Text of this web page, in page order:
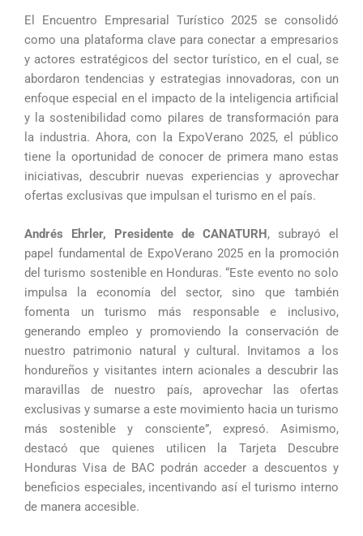
El Encuentro Empresarial Turístico 2025 se consolidó
como una plataforma clave para conectar a empresarios
y actores estratégicos del sector turístico, en el cual, se
abordaron tendencias y estrategias innovadoras, con un
enfoque especial en el impacto de la inteligencia artificial
y la sostenibilidad como pilares de transformación para
la industria. Ahora, con la ExpoVerano 2025, el público
tiene la oportunidad de conocer de primera mano estas
iniciativas, descubrir nuevas experiencias y aprovechar
ofertas exclusivas que impulsan el turismo en el país.
Andrés Ehrler, Presidente de CANATURH, subrayó el
papel fundamental de ExpoVerano 2025 en la promoción
del turismo sostenible en Honduras. “Este evento no solo
impulsa la economía del sector, sino que también
fomenta un turismo más responsable e inclusivo,
generando empleo y promoviendo la conservación de
nuestro patrimonio natural y cultural. Invitamos a los
hondureños y visitantes intern acionales a descubrir las
maravillas de nuestro país, aprovechar las ofertas
exclusivas y sumarse a este movimiento hacia un turismo
más sostenible y consciente”, expresó. Asimismo,
destacó que quienes utilicen la Tarjeta Descubre
Honduras Visa de BAC podrán acceder a descuentos y
beneficios especiales, incentivando así el turismo interno
de manera accesible.